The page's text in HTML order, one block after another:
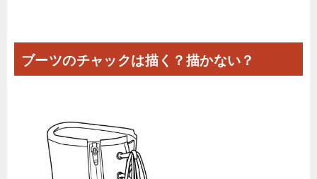
ブーツのチャックは描く？描かない？